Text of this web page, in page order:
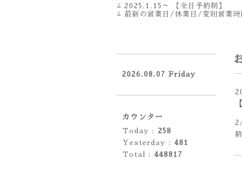
⁂ 2025.1.15～ 【全日予約制】
⁂ 最新の営業日/休業日/変則営業
2026.08.07 Friday
カウンター
Today : 258
Yesterday : 481
Total : 448817